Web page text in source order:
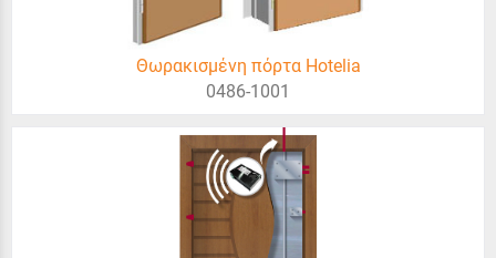
Θωρακισμένη πόρτα Hotelia
0486-1001